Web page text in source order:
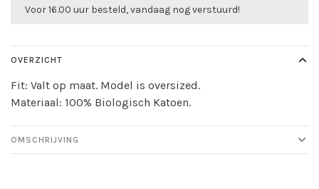
Voor 16.00 uur besteld, vandaag nog verstuurd!
OVERZICHT
Fit: Valt op maat. Model is oversized.
Materiaal: 100% Biologisch Katoen.
OMSCHRIJVING